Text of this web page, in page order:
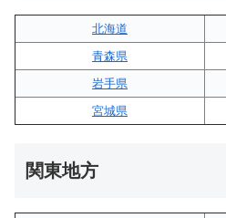
北海道
青森県
岩手県
宮城県
関東地方